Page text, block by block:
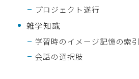
プロジェクト遂行
雑学知識
学習時のイメージ記憶の索引
会話の選択肢